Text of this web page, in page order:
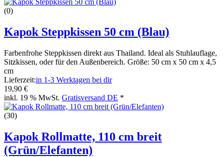
(0)
Kapok Steppkissen 50 cm (Blau)
Farbenfrohe Steppkissen direkt aus Thailand. Ideal als Stuhlauflage,
Sitzkissen, oder für den Außenbereich. Größe: 50 cm x 50 cm x 4,5
cm
Lieferzeit:in 1-3 Werktagen bei dir
19,90 €
inkl. 19 % MwSt. Gratisversand DE *
(30)
Kapok Rollmatte, 110 cm breit
(Grün/Elefanten)